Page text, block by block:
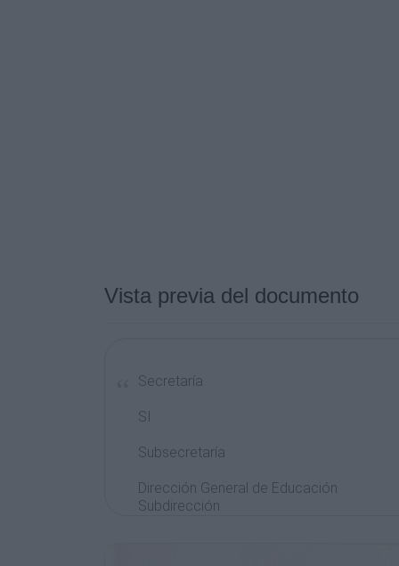
Vista previa del documento
Secretaría
SI
Subsecretaría
Dirección General de Educación
Subdirección